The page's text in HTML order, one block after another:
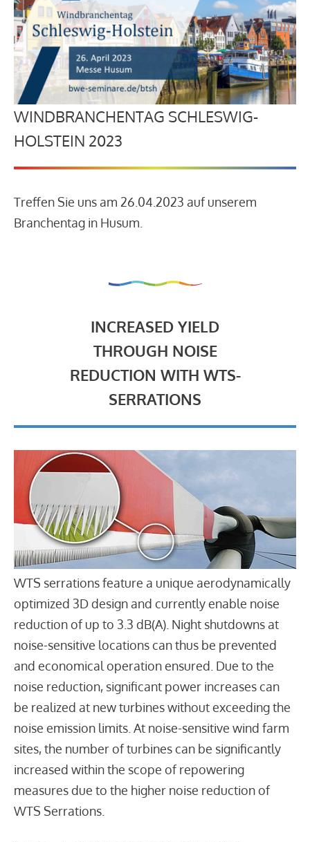
WINDBRANCHENTAG SCHLESWIG-
HOLSTEIN 2023
Treffen Sie uns am 26.04.2023 auf unserem
Branchentag in Husum.
INCREASED YIELD
THROUGH NOISE
REDUCTION WITH WTS-
SERRATIONS
WTS serrations feature a unique aerodynamically
optimized 3D design and currently enable noise
reduction of up to 3.3 dB(A). Night shutdowns at
noise-sensitive locations can thus be prevented
and economical operation ensured. Due to the
noise reduction, significant power increases can
be realized at new turbines without exceeding the
noise emission limits. At noise-sensitive wind farm
sites, the number of turbines can be significantly
increased within the scope of repowering
measures due to the higher noise reduction of
WTS Serrations.